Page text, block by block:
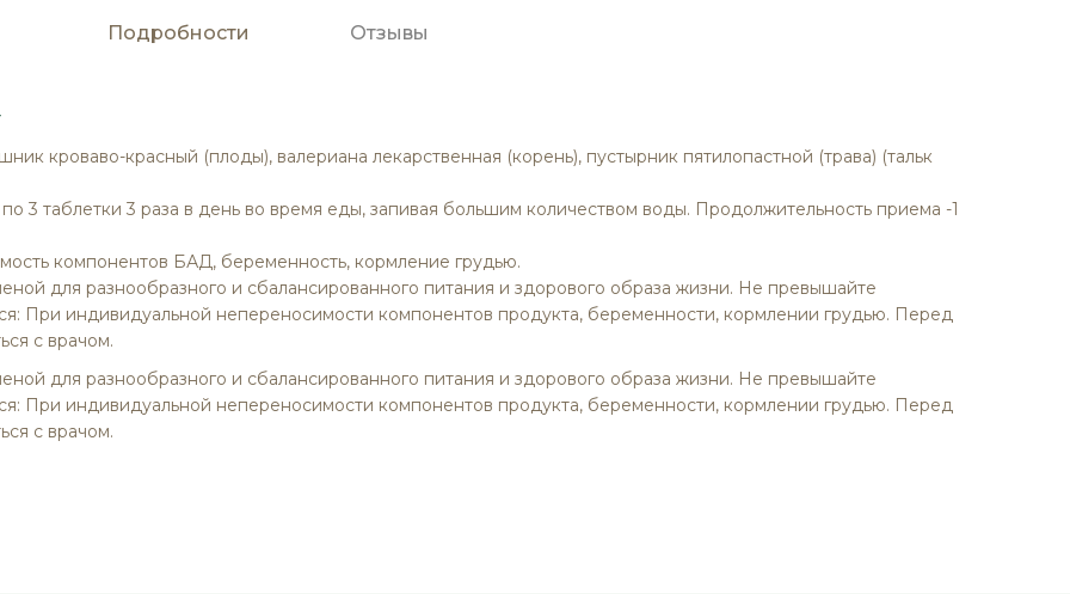
Подробности
кроваво-красный (плоды), валериана лекарственная (корень), пустырник пятилопастной (трава) (тальк
3 таблетки 3 раза в день во время еды, запивая большим количеством воды. Продолжительность приема -1
компонентов БАД, беременность, кормление грудью.
для разнообразного и сбалансированного питания и здорового образа жизни. Не превышайте
При индивидуальной непереносимости компонентов продукта, беременности, кормлении грудью. Перед
с врачом.
для разнообразного и сбалансированного питания и здорового образа жизни. Не превышайте
При индивидуальной непереносимости компонентов продукта, беременности, кормлении грудью. Перед
с врачом.
Отзывы